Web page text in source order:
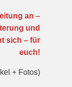
an –
und
sich – für
euch!
+ Fotos)